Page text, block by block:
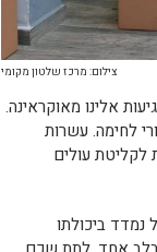
צילום: מרכז שלטון מקומי
אלינו מאוקראינה.
לחימה. עשרות
לקליטת עולים
נמדד ביכולתו